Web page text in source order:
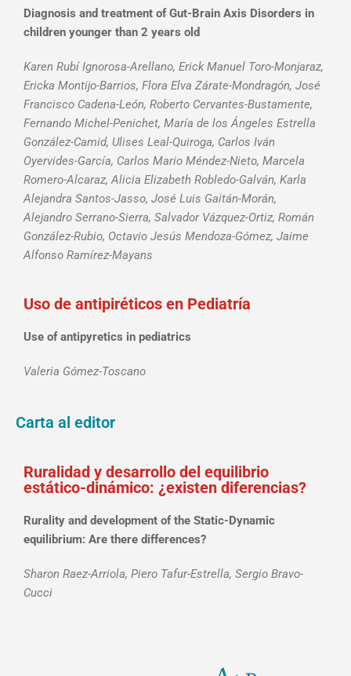
Diagnosis and treatment of Gut-Brain Axis Disorders in
children younger than 2 years old
Karen Rubí Ignorosa-Arellano, Erick Manuel Toro-Monjaraz,
Ericka Montijo-Barrios, Flora Elva Zárate-Mondragón, José
Francisco Cadena-León, Roberto Cervantes-Bustamente,
Fernando Michel-Penichet, María de los Ángeles Estrella
González-Camid, Ulises Leal-Quiroga, Carlos Iván
Oyervides-García, Carlos Mario Méndez-Nieto, Marcela
Romero-Alcaraz, Alicia Elizabeth Robledo-Galván, Karla
Alejandra Santos-Jasso, José Luis Gaitán-Morán,
Alejandro Serrano-Sierra, Salvador Vázquez-Ortiz, Román
González-Rubio, Octavio Jesús Mendoza-Gómez, Jaime
Alfonso Ramírez-Mayans
Uso de antipiréticos en Pediatría
Use of antipyretics in pediatrics
Valeria Gómez-Toscano
Carta al editor
Ruralidad y desarrollo del equilibrio
estático-dinámico: ¿existen diferencias?
Rurality and development of the Static-Dynamic
equilibrium: Are there differences?
Sharon Raez-Arriola, Piero Tafur-Estrella, Sergio Bravo-
Cucci